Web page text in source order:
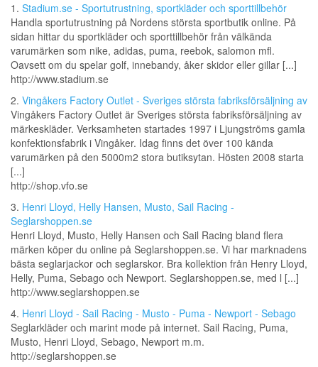
1. Stadium.se - Sportutrustning, sportkläder och sporttillbehör
Handla sportutrustning på Nordens största sportbutik online. På
sidan hittar du sportkläder och sporttillbehör från välkända
varumärken som nike, adidas, puma, reebok, salomon mfl.
Oavsett om du spelar golf, innebandy, åker skidor eller gillar [...]
http://www.stadium.se
2. Vingåkers Factory Outlet - Sveriges största fabriksförsäljning av
Vingåkers Factory Outlet är Sveriges största fabriksförsäljning av
märkeskläder. Verksamheten startades 1997 i Ljungströms gamla
konfektionsfabrik i Vingåker. Idag finns det över 100 kända
varumärken på den 5000m2 stora butiksytan. Hösten 2008 starta
[...]
http://shop.vfo.se
3. Henri Lloyd, Helly Hansen, Musto, Sail Racing -
Seglarshoppen.se
Henri Lloyd, Musto, Helly Hansen och Sail Racing bland flera
märken köper du online på Seglarshoppen.se. Vi har marknadens
bästa seglarjackor och seglarskor. Bra kollektion från Henry Lloyd,
Helly, Puma, Sebago och Newport. Seglarshoppen.se, med l [...]
http://www.seglarshoppen.se
4. Henri Lloyd - Sail Racing - Musto - Puma - Newport - Sebago
Seglarkläder och marint mode på internet. Sail Racing, Puma,
Musto, Henri Lloyd, Sebago, Newport m.m.
http://seglarshoppen.se